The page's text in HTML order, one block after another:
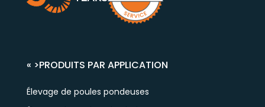
« >PRODUITS PAR APPLICATION
Élevage de poules pondeuses